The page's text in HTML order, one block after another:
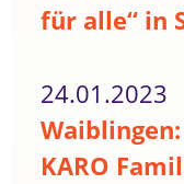
für alle“ in
24.01.2023
KARO